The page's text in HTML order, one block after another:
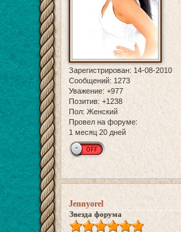
Зарегистрирован: 14-08-2010
Сообщений: 1273
Уважение: +977
Позитив: +1238
Пол: Женский
Провел на форуме:
1 месяц 20 дней
Jennyorel
Звезда форума